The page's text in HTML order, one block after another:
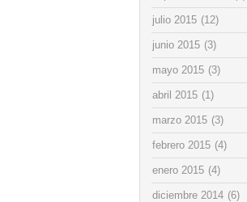
julio 2015 (12)
junio 2015 (3)
mayo 2015 (3)
abril 2015 (1)
marzo 2015 (3)
febrero 2015 (4)
enero 2015 (4)
diciembre 2014 (6)